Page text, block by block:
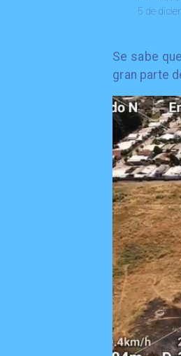
5 de
Se sabe
gran parte